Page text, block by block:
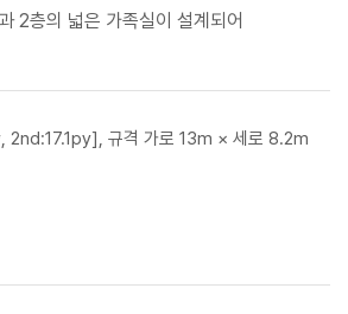
2층의 넓은 가족실이 설계되어
규격 가로 13m × 세로 8.2m